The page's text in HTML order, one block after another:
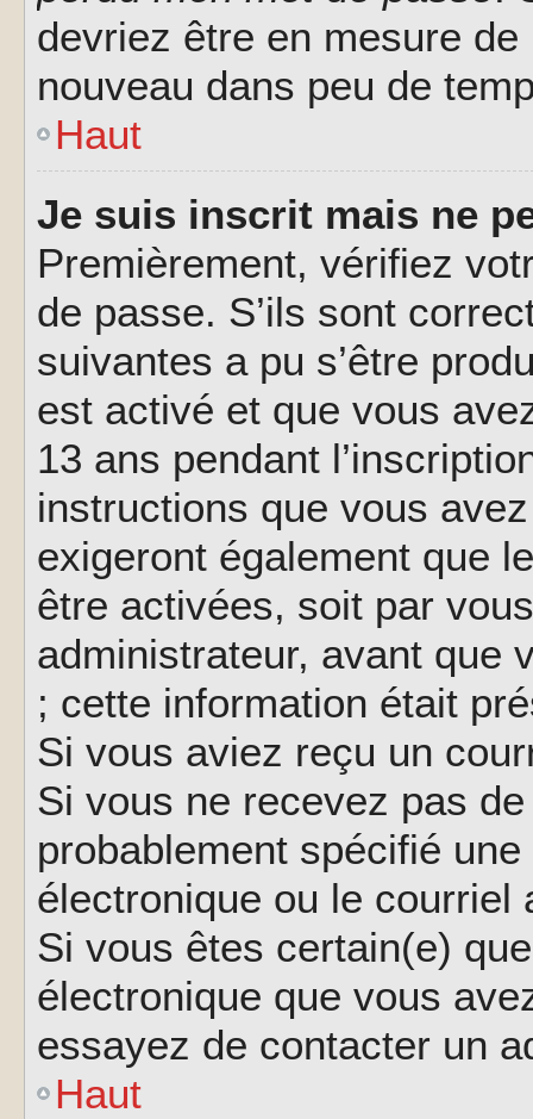
devriez être en mesure
nouveau dans peu de
Haut
Je suis inscrit mais ne
Premièrement, vérifiez
de passe. S’ils sont
suivantes a pu s’être
est activé et que vous
13 ans pendant
instructions que vous
exigeront également que
être activées, soit par
administrateur, avant que
; cette information était
Si vous aviez reçu un
Si vous ne recevez pas
probablement spécifié
électronique ou le courriel
Si vous êtes certain(e)
électronique que vous
essayez de contacter un
Haut